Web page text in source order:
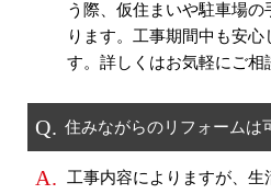
う際、仮住まいや駐車場
ります。工事期間中も安
す。詳しくはお気軽にご相
Q. 住みながらのリフォームは
A.
工事内容によりますが、